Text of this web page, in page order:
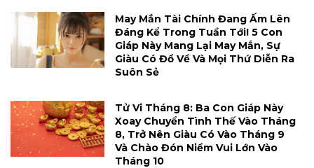
May Mắn Tài Chính Đang Ấm Lên
Đáng Kể Trong Tuần Tới! 5 Con
Giáp Này Mang Lại May Mắn, Sự
Giàu Có Đổ Về Và Mọi Thứ Diễn Ra
Suôn Sẻ
Tử Vi Tháng 8: Ba Con Giáp Này
Xoay Chuyển Tình Thế Vào Tháng
8, Trở Nên Giàu Có Vào Tháng 9
Và Chào Đón Niềm Vui Lớn Vào
Tháng 10